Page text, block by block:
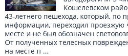
Кошелевском
43-летнего пешехода, который, по
информации, переходил проезжую
месте и не был обозначен
От полученных телесных
на месте п ...